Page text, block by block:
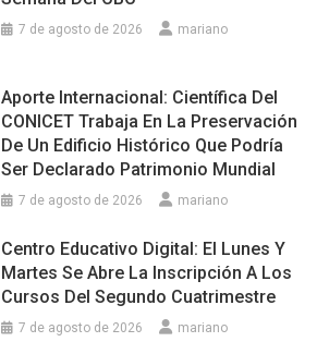
7 de agosto de 2026 mariano
Aporte Internacional: Científica Del
CONICET Trabaja En La Preservación
De Un Edificio Histórico Que Podría
Ser Declarado Patrimonio Mundial
7 de agosto de 2026 mariano
Centro Educativo Digital: El Lunes Y
Martes Se Abre La Inscripción A Los
Cursos Del Segundo Cuatrimestre
7 de agosto de 2026 mariano